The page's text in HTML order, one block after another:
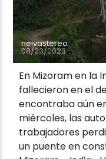
Neiva Estereo
neivastereo
08/23/2023
En Mizoram en la
fallecieron en el
encontraba aún
miércoles, las
trabajadores
un puente en